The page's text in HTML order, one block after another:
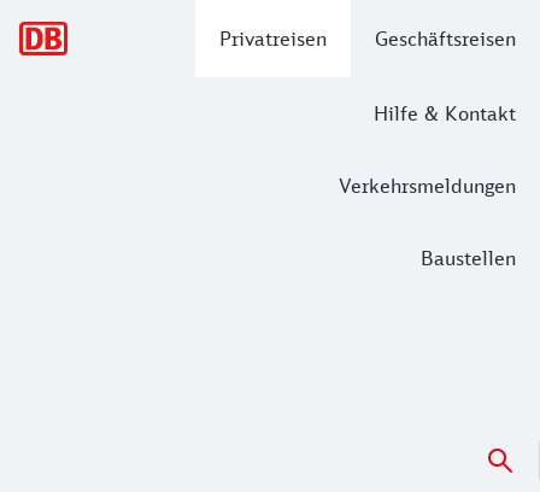
Privatreisen Geschäftsreisen
Hilfe & Kontakt
Verkehrsmeldungen
Baustellen